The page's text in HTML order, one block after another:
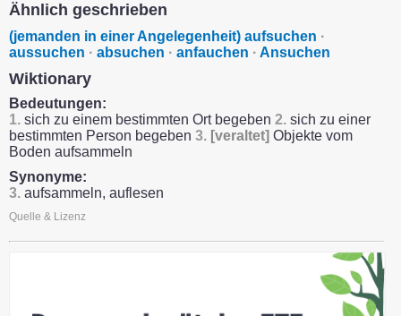
Ähnlich geschrieben
(jemanden in einer Angelegenheit) aufsuchen ·
aussuchen · absuchen · anfauchen · Ansuchen
Wiktionary
Bedeutungen:
1. sich zu einem bestimmten Ort begeben 2. sich zu einer
bestimmten Person begeben 3. [veraltet] Objekte vom
Boden aufsammeln
Synonyme:
3. aufsammeln, auflesen
Quelle & Lizenz